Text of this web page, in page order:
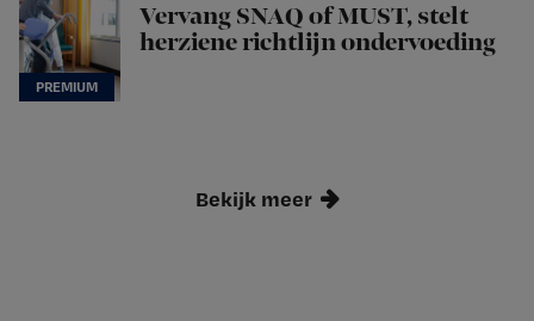
Vervang SNAQ of MUST, stelt
herziene richtlijn ondervoeding
Bekijk meer